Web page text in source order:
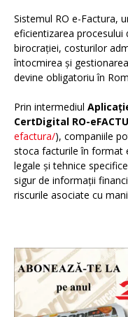
Sistemul RO e-Factura,
eficientizarea
birocrației, costurilor
întocmirea și
devine obligatoriu în
Prin intermediul
CertDigital RO-
efactura/), companiile
stoca facturile în format
legale și tehnice
sigur de informații
riscurile asociate cu